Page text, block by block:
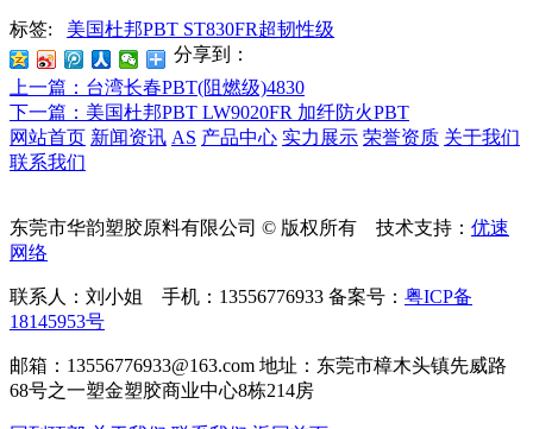
标签: 美国杜邦PBT ST830FR超韧性级
分享到：
上一篇 ：台湾长春PBT(阻燃级)4830
下一篇 ：美国杜邦PBT LW9020FR 加纤防火PBT
网站首页 新闻资讯 AS 产品中心 实力展示 荣誉资质 关于我们
联系我们
东莞市华韵塑胶原料有限公司 © 版权所有 技术支持： 优速
网络
联系人：刘小姐 手机：13556776933 备案号： 粤ICP备
18145953号
邮箱：13556776933@163.com 地址：东莞市樟木头镇先威路
68号之一塑金塑胶商业中心8栋214房